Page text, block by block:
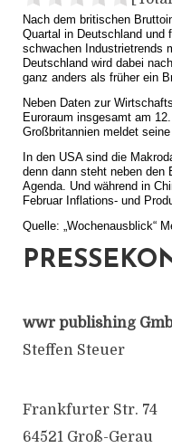
Nach dem britischen
Quartal in Deutschland und
schwachen Industrietrends
Deutschland wird dabei
ganz anders als früher ein
Neben Daten zur
Euroraum insgesamt am
Großbritannien meldet
In den USA sind die
denn dann steht neben den
Agenda. Und während in
Februar Inflations- und
Quelle: „Wochenausblick“
wwr publishing
Steffen Steuer
Frankfurter Str. 74
64521 Groß-Gerau